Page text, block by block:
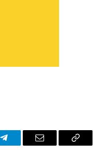
Telegram Email
Copy